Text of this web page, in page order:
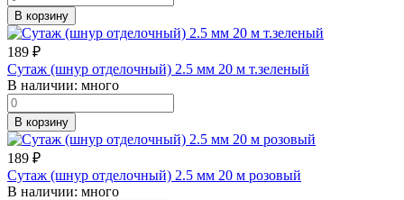
В корзину
189 ₽
Сутаж (шнур отделочный) 2.5 мм 20 м т.зеленый
В наличии: много
В корзину
189 ₽
Сутаж (шнур отделочный) 2.5 мм 20 м розовый
В наличии: много